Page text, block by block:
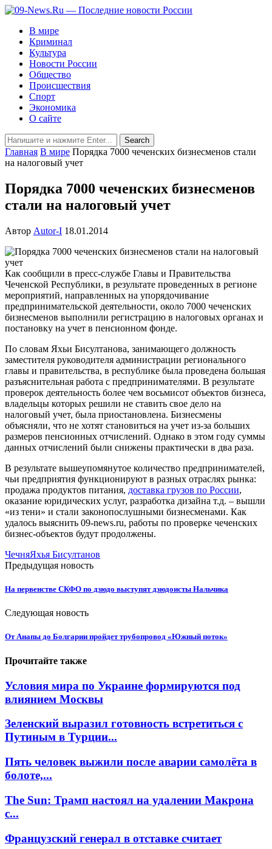
В мире
Криминал
Культура
Новости России
Общество
Происшествия
Спорт
Экономика
О сайте
Главная В мире Порядка 7000 чеченских бизнесменов стали
на налоговый учет
Порядка 7000 чеченских бизнесменов
стали на налоговый учет
Автор Autor-I 18.01.2014
Как сообщили в пресс-службе Главы и Правительства
Чеченской Республики, в результате проведенных в регионе
мероприятий, направленных на упорядочивание
предпринимательской деятельности, около 7000 чеченских
бизнесменов выполнили регистрацию в налоговых органах и
постановку на учет в пенсионном фонде.
По словам Яхьи Бисултанова, занимающего должность
заместителя руководителя администрации регионального
главы и правительства, в республике была проведена большая
разъяснительная работа с предпринимателями. В результате
проверок деятельность более чем восьмисот объектов бизнеса,
владельцы которых решили не ставить свое дело на
налоговый учет, была приостановлена. Бизнесмены
объясняли, что не хотят становиться на учет из-за больших
размеров пенсионных отчислений. Однако в этом году суммы
данных отчислений были снижены практически в два раза.
В результате вышеупомянутое количество предпринимателей,
чьи предприятия функционируют в разных отраслях рынка:
продажа продуктов питания, доставка грузов по России,
оказание юридических услуг, разработка дизайна т.д. – вышли
«из тени» и стали законопослушными бизнесменами. Как
удалось выяснить 09-news.ru, работы по проверке чеченских
бизнес-объектов будут продолжены.
ЧечняЯхья Бисултанов
Предыдущая новость
На первенстве СКФО по дзюдо выступят дзюдоисты Нальчика
Следующая новость
От Анапы до Болгарии пройдет трубопровод «Южный поток»
Прочитайте также
Условия мира по Украине формируются под
влиянием Москвы
Зеленский выразил готовность встретиться с
Путиным в Турции...
Пять человек выжили после аварии самолёта в
болоте,...
The Sun: Трамп настоял на удалении Макрона
с...
Французский генерал в отставке считает